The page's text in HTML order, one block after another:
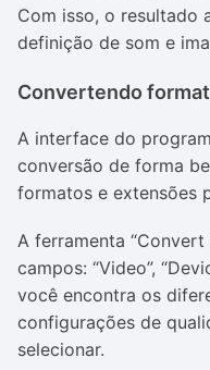
Com isso, o resultado
definição de som e
Convertendo
A interface do
conversão de forma
formatos e extensões
A ferramenta
campos: “Video”,
você encontra os
configurações de
selecionar.